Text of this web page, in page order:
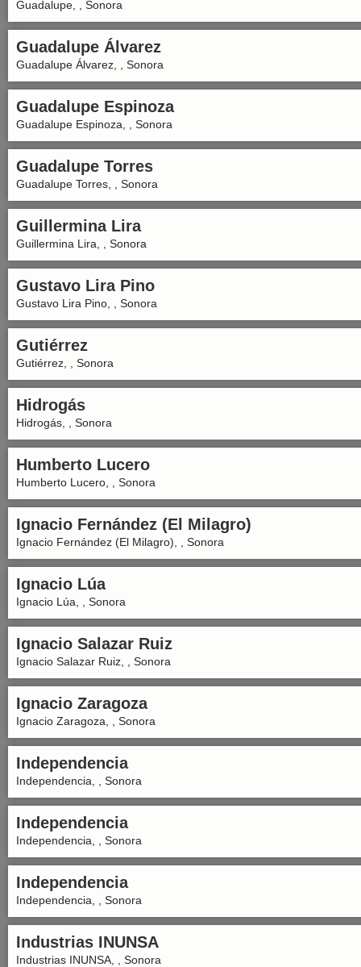
Guadalupe, , Sonora
Guadalupe Álvarez
Guadalupe Álvarez, , Sonora
Guadalupe Espinoza
Guadalupe Espinoza, , Sonora
Guadalupe Torres
Guadalupe Torres, , Sonora
Guillermina Lira
Guillermina Lira, , Sonora
Gustavo Lira Pino
Gustavo Lira Pino, , Sonora
Gutiérrez
Gutiérrez, , Sonora
Hidrogás
Hidrogás, , Sonora
Humberto Lucero
Humberto Lucero, , Sonora
Ignacio Fernández (El Milagro)
Ignacio Fernández (El Milagro), , Sonora
Ignacio Lúa
Ignacio Lúa, , Sonora
Ignacio Salazar Ruiz
Ignacio Salazar Ruiz, , Sonora
Ignacio Zaragoza
Ignacio Zaragoza, , Sonora
Independencia
Independencia, , Sonora
Independencia
Independencia, , Sonora
Independencia
Independencia, , Sonora
Industrias INUNSA
Industrias INUNSA, , Sonora